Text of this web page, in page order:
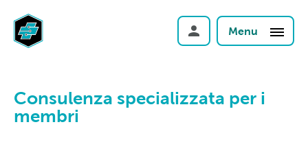
Menu
Consulenza specializzata per i
membri